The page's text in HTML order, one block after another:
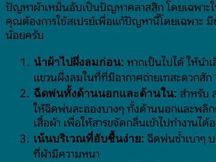
ปัญหาผ้าเหม็นอับเป็นปัญหาคลาสสิก โดยเฉพาะ
คุณต้องการใช้สเปรย์เพื่อแก้ปัญหานี้โดยเฉพาะ
น้อยครับ
นำผ้าไปผึ่งลมก่อน: หากเป็นไปได้ ให้นำ
แขวนผึ่งลมในที่ที่มีอากาศถ่ายเทสะดวกสัก
ฉีดพ่นทั้งด้านนอกและด้านใน: สำหรับ
ให้ฉีดพ่นละอองบางๆ ทั้งด้านนอกและพลิ
เสื้อผ้า เพื่อให้สารขจัดกลิ่นเข้าไปทำงานไ
เน้นบริเวณที่อับชื้นง่าย: ฉีดพ่นซ้ำเบาๆ
ที่ผ้ามีความหนา